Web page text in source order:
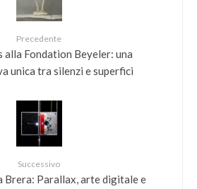
Precedente
alla Fondation Beyeler: una
unica tra silenzi e superfici
Successivo
Brera: Parallax, arte digitale e